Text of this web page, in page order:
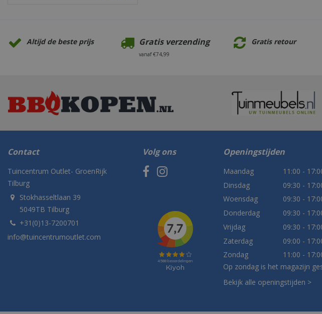
Altijd de beste prijs Gratis verzending
vanaf €74,99
Gratis retour
Contact
Tuincentrum Outlet- GroenRijk
Tilburg
Stokhasseltlaan 39
5049TB Tilburg
+31(0)13-7200701
info@tuincentrumoutlet.com
Volg ons Openingstijden
Maandag
11:00 -
Dinsdag
09:30 -
Woensdag
09:30 -
Donderdag
09:30 -
Vrijdag
09:30 -
Zaterdag
09:00 -
Zondag
11:00 -
Op zondag is het magazijn
Bekijk alle openingstijden >